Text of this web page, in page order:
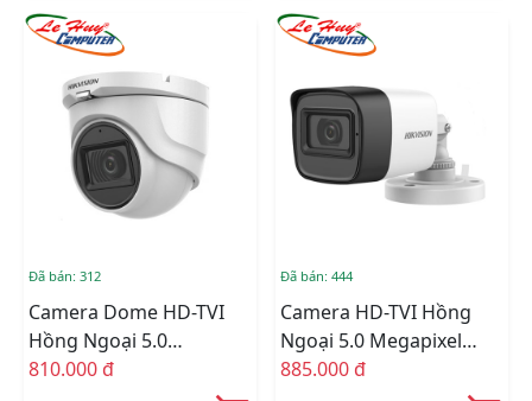
Đã bán: 312
Camera Dome HD-TVI
Hồng Ngoại 5.0
Megapixel HIKVISION
810.000 đ
Đã bán: 444
Camera HD-TVI Hồng
Ngoại 5.0 Megapixel
HIKVISION DS-
885.000 đ